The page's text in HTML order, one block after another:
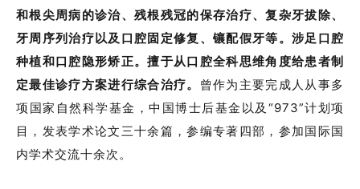
和根尖周病的诊治、残根残冠的保存治疗、复杂牙拔除、
牙周序列治疗以及口腔固定修复、镶配假牙等。涉足口腔
种植和口腔隐形矫正。擅于从口腔全科思维角度给患者制
定最佳诊疗方案进行综合治疗。 曾作为主要完成人从事多
项国家自然科学基金，中国博士后基金以及“973”计划项
目，发表学术论文三十余篇，参编专著四部，参加国际国
内学术交流十余次。